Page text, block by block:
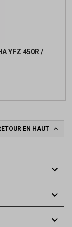
YFZ 450R /
EN HAUT 


